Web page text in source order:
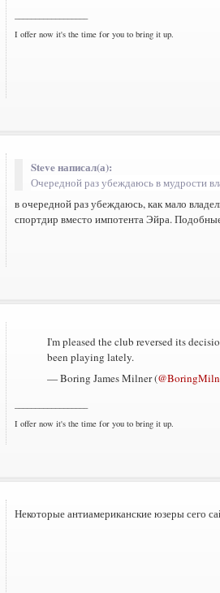
I offer now it's the time for you to bring it up.
Steve написал(а):
Очередной раз убеждаюсь в мудрости
в очередной раз убеждаюсь, как мало
спортдир вместо импотента Эйра.
I'm pleased the club reversed its
been playing lately.
— Boring James Milner (
I offer now it's the time for you to bring it up.
Некоторые антиамериканские юзеры сего